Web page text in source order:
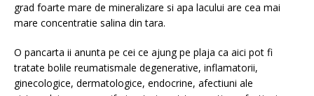
grad foarte mare de mineralizare si apa lacului are cea mai
mare concentratie salina din tara.
O pancarta ii anunta pe cei ce ajung pe plaja ca aici pot fi
tratate bolile reumatismale degenerative, inflamatorii,
ginecologice, dermatologice, endocrine, afectiuni ale